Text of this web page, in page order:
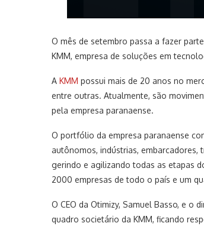
O mês de setembro passa a fazer
KMM, empresa de soluções em
A KMM possui mais de 20 anos no
entre outras. Atualmente, são
pela empresa paranaense.
O portfólio da empresa paranaense
autônomos, indústrias,
gerindo e agilizando todas as etapas
2000 empresas de todo o país e um
O CEO da Otimizy, Samuel Basso, e o
quadro societário da KMM, ficando